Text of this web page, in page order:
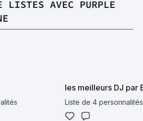
LISTES AVEC PURPLE
les meilleurs DJ par
Liste de 4 personnalités